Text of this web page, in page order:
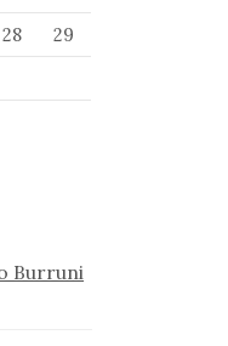
28
29
Burruni